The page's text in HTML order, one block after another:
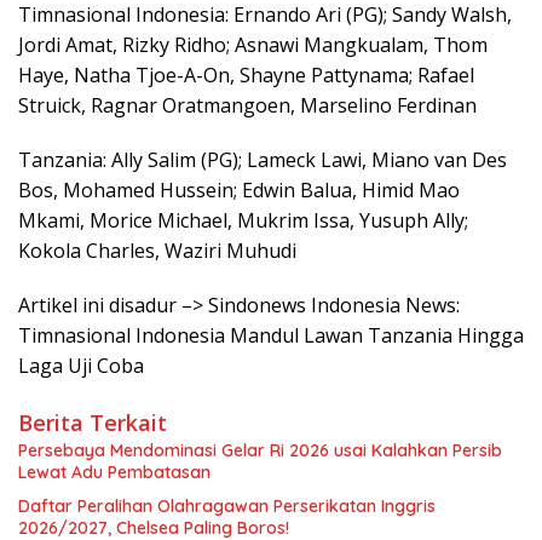
Timnasional Indonesia: Ernando Ari (PG); Sandy Walsh,
Jordi Amat, Rizky Ridho; Asnawi Mangkualam, Thom
Haye, Natha Tjoe-A-On, Shayne Pattynama; Rafael
Struick, Ragnar Oratmangoen, Marselino Ferdinan
Tanzania: Ally Salim (PG); Lameck Lawi, Miano van Des
Bos, Mohamed Hussein; Edwin Balua, Himid Mao
Mkami, Morice Michael, Mukrim Issa, Yusuph Ally;
Kokola Charles, Waziri Muhudi
Artikel ini disadur –> Sindonews Indonesia News:
Timnasional Indonesia Mandul Lawan Tanzania Hingga
Laga Uji Coba
Berita Terkait
Persebaya Mendominasi Gelar Ri 2026 usai Kalahkan Persib
Lewat Adu Pembatasan
Daftar Peralihan Olahragawan Perserikatan Inggris
2026/2027, Chelsea Paling Boros!